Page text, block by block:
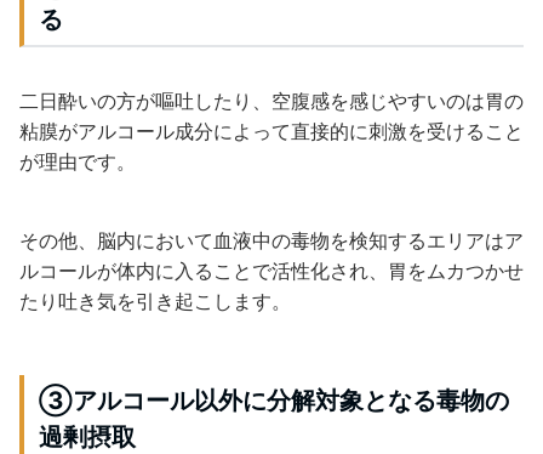
る
二日酔いの方が嘔吐したり、空腹感を感じやすいのは胃の
粘膜がアルコール成分によって直接的に刺激を受けること
が理由です。
その他、脳内において血液中の毒物を検知するエリアはア
ルコールが体内に入ることで活性化され、胃をムカつかせ
たり吐き気を引き起こします。
③アルコール以外に分解対象となる毒物の
過剰摂取